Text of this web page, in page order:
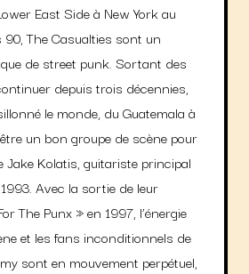
East Side à New York au
The Casualties sont un
de street punk. Sortant des
depuis trois décennies,
le monde, du Guatemala à
un bon groupe de scène pour
Kolatis, guitariste principal
Avec la sortie de leur
The Punx » en 1997, l’énergie
et les fans inconditionnels de
sont en mouvement perpétuel,